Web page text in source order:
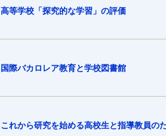
高等学校「探究的な学習」の評価
国際バカロレア教育と学校図書館
これから研究を始める高校生と指導教員の